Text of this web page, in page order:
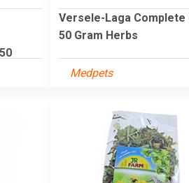
Versele-Laga Complete
50 Gram Herbs
Medpets